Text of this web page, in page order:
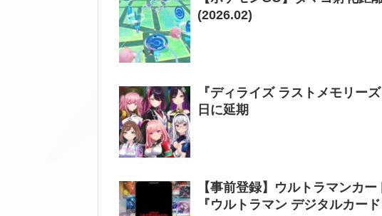
(2026.02)
『ディライズ ラストメモリー
日に延期
【事前登録】ウルトラマンカ
『ウルトラマン デジタルカー